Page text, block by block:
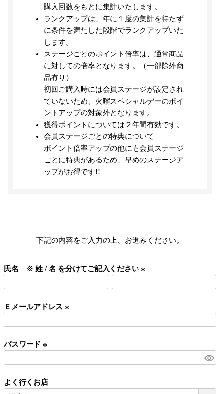
購入回数をもとに集計いたします。
ランクアップは、年に１度の集計を待たず
に条件を満たした段階でランクアップいた
します。
ステージごとのポイント倍率は、通常商品
に対しての倍率となります。（一部除外商
品有り）
初回ご購入時には会員ステージが設定され
ていないため、火曜スペシャルデーのポイ
ントアップの対象外となります。
獲得ポイントについては２年間有効です。
会員ステージごとの特典について
ポイント倍率アップの他にも会員ステージ
ごとに特典があるため、早めのステージア
ップがお得です!!
下記の内容をご入力の上、お進みください。
氏名 ※ 姓 / 名 を分けてご記入ください
Ｅメールアドレス
パスワード
須
よく行くお店